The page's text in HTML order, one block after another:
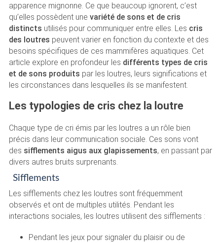
apparence mignonne. Ce que beaucoup ignorent, c’est
qu’elles possèdent une variété de sons et de cris
distincts utilisés pour communiquer entre elles. Les cris
des loutres peuvent varier en fonction du contexte et des
besoins spécifiques de ces mammifères aquatiques. Cet
article explore en profondeur les différents types de cris
et de sons produits par les loutres, leurs significations et
les circonstances dans lesquelles ils se manifestent.
Les typologies de cris chez la loutre
Chaque type de cri émis par les loutres a un rôle bien
précis dans leur communication sociale. Ces sons vont
des sifflements aigus aux glapissements, en passant par
divers autres bruits surprenants.
Sifflements
Les sifflements chez les loutres sont fréquemment
observés et ont de multiples utilités. Pendant les
interactions sociales, les loutres utilisent des sifflements :
Pendant les jeux pour signaler du plaisir ou de